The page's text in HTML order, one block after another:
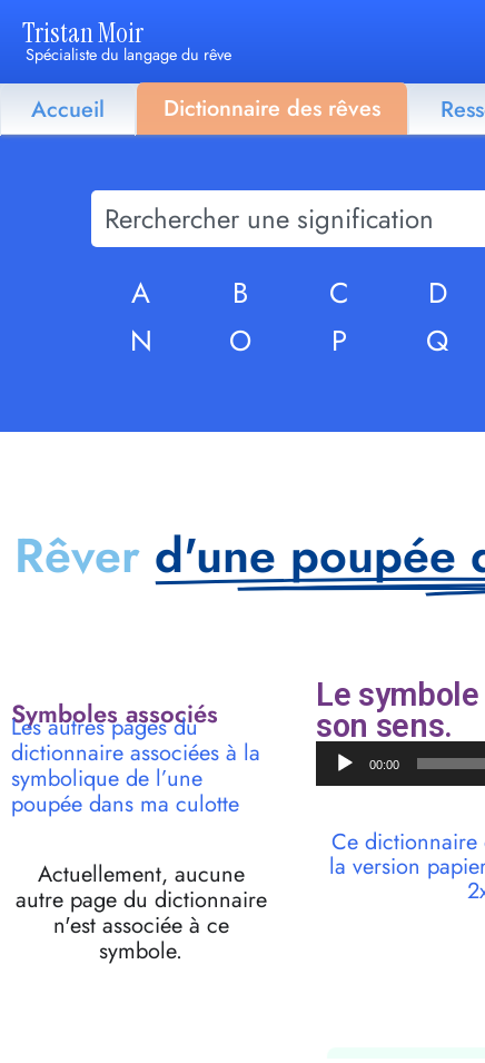
Tristan Moir
Spécialiste du langage du rêve
Accueil Dictionnaire des rêves
A B C D
N
O P Q
Rêver d'une poupée
Symboles associés
Les autres pages du
dictionnaire associées à la
symbolique de l’une
poupée dans ma culotte
Actuellement, aucune
autre page du dictionnaire
n'est associée à ce
symbole.
Le
son sens.
Lecteur
audio00:00
Ce dictionnaire
la version